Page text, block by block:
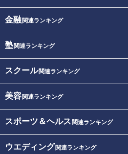
金融関連ランキング
塾関連ランキング
スクール関連ランキング
美容関連ランキング
スポーツ＆ヘルス 関連ランキング
ウエディング関連ランキング